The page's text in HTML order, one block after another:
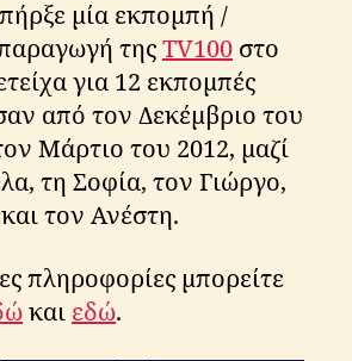
μία εκπομπή /
της TV100 στο
για 12 εκπομπές
από τον Δεκέμβριο του
Μάρτιο του 2012, μαζί
τη Σοφία, τον Γιώργο,
τον Ανέστη.
πληροφορίες μπορείτε
και εδώ.